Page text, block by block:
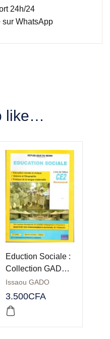
24h/24
sur WhatsApp
like…
Eduction Sociale :
Collection GADO
CE2
Issaou GADO
3.500CFA